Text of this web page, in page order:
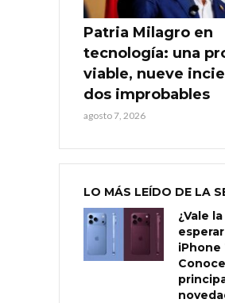
Patria Milagro en
tecnología: una
viable, nueve
dos improbables
agosto 7, 2026
LO MÁS LEÍDO DE LA
¿Vale
iPhone